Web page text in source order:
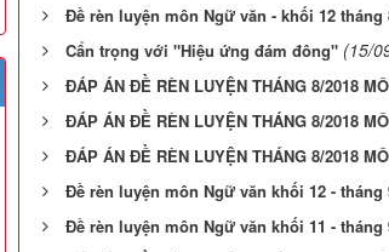
Đề rèn luyện môn Ngữ văn - khối 12 tháng
Cẩn trọng với "Hiệu ứng đám đông" (15/
ĐÁP ÁN ĐỀ RÈN LUYỆN THÁNG 8/2018
ĐÁP ÁN ĐỀ RÈN LUYỆN THÁNG 8/2018
ĐÁP ÁN ĐỀ RÈN LUYỆN THÁNG 8/2018
Đề rèn luyện môn Ngữ văn khối 12 - tháng
Đề rèn luyện môn Ngữ văn khối 11 - tháng